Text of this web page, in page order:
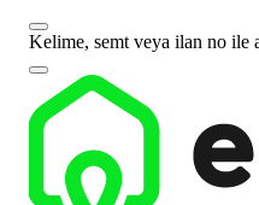
Kelime, semt veya ilan no ile